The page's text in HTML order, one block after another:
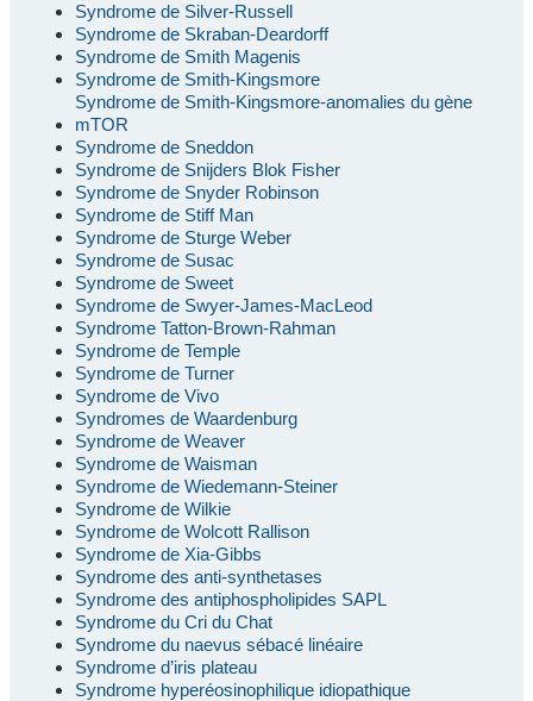
Syndrome de Silver-Russell
Syndrome de Skraban-Deardorff
Syndrome de Smith Magenis
Syndrome de Smith-Kingsmore
Syndrome de Smith-Kingsmore-anomalies du gène
mTOR
Syndrome de Sneddon
Syndrome de Snijders Blok Fisher
Syndrome de Snyder Robinson
Syndrome de Stiff Man
Syndrome de Sturge Weber
Syndrome de Susac
Syndrome de Sweet
Syndrome de Swyer-James-MacLeod
Syndrome Tatton-Brown-Rahman
Syndrome de Temple
Syndrome de Turner
Syndrome de Vivo
Syndromes de Waardenburg
Syndrome de Weaver
Syndrome de Waisman
Syndrome de Wiedemann-Steiner
Syndrome de Wilkie
Syndrome de Wolcott Rallison
Syndrome de Xia-Gibbs
Syndrome des anti-synthetases
Syndrome des antiphospholipides SAPL
Syndrome du Cri du Chat
Syndrome du naevus sébacé linéaire
Syndrome d’iris plateau
Syndrome hyperéosinophilique idiopathique